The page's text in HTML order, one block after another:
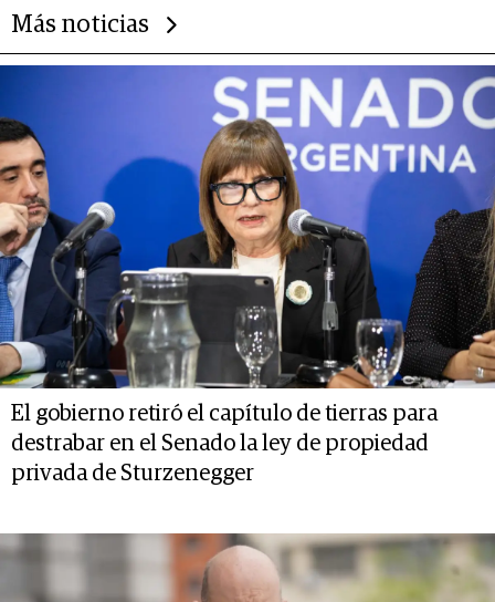
Más noticias
El gobierno retiró el capítulo de tierras para
destrabar en el Senado la ley de propiedad
privada de Sturzenegger